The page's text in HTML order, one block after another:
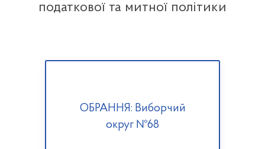
податкової та митної політики
ОБРАННЯ: Виборчий
округ №68